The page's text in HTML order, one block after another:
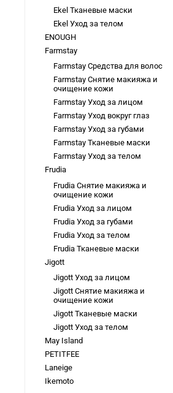
Ekel Тканевые маски
Ekel Уход за телом
ENOUGH
Farmstay
Farmstay Средства для волос
Farmstay Снятие макияжа и
очищение кожи
Farmstay Уход за лицом
Farmstay Уход вокруг глаз
Farmstay Уход за губами
Farmstay Тканевые маски
Farmstay Уход за телом
Frudia
Frudia Снятие макияжа и
очищение кожи
Frudia Уход за лицом
Frudia Уход за губами
Frudia Уход за телом
Frudia Тканевые маски
Jigott
Jigott Уход за лицом
Jigott Снятие макияжа и
очищение кожи
Jigott Тканевые маски
Jigott Уход за телом
May Island
PETITFEE
Laneige
Ikemoto